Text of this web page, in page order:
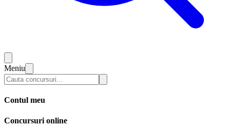
Meniu
Contul meu
Concursuri online